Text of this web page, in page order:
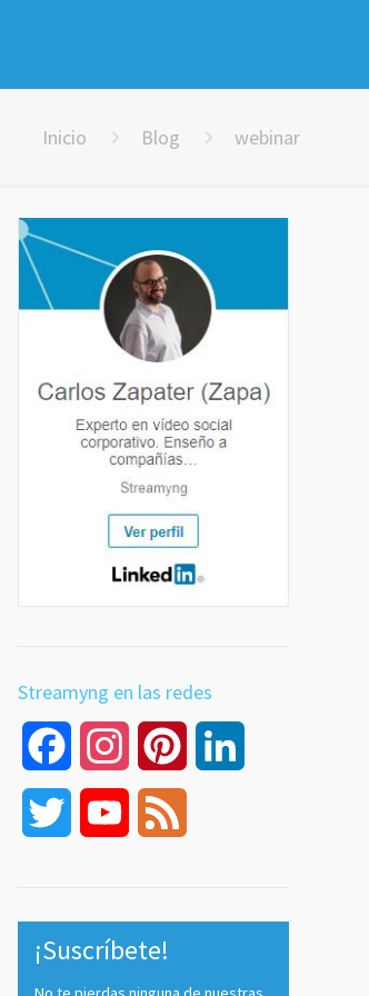
Inicio Blog webinar
Streamyng en las redes
Facebook InstagramPinterest
Twitter YouTube
¡Suscríbete!